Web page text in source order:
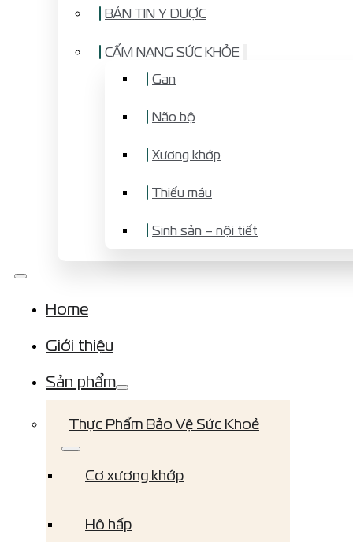
BẢN TIN Y DƯỢC
CẨM NANG SỨC KHỎE
Gan
Não bộ
Xương khớp
Thiếu máu
Sinh sản – nội tiết
Home
Giới thiệu
Sản phẩm
Thực Phẩm Bảo Vệ Sức Khoẻ
Cơ xương khớp
Hô hấp